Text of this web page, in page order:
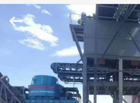
MAISON
PRODUITS
Luoyang
CO.,LTD.
Reserved.